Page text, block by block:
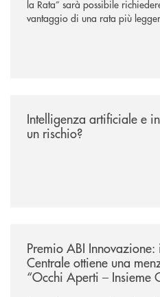
la Rata” sarà possibile
vantaggio di una rata più
Intelligenza artificiale e
un rischio?
Premio ABI
Centrale ottiene una
“Occhi Aperti – Insieme